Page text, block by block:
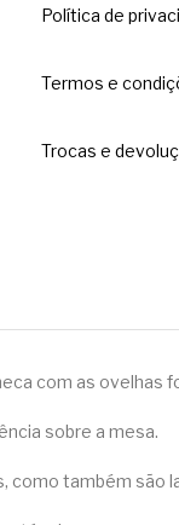
Política de
Termos e
Trocas e
com as ovelhas
sobre a mesa.
também são